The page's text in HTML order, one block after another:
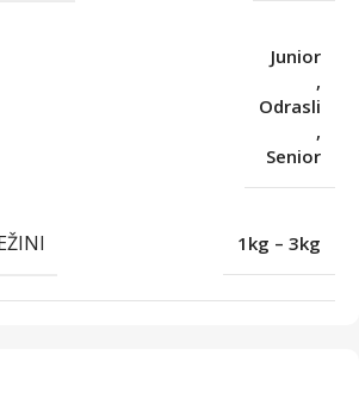
Junior
,
Odrasli
,
Senior
1kg – 3kg